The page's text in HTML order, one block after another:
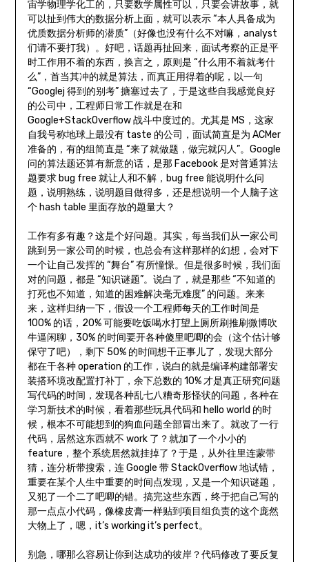
宙学物理学化工的，只要数学属性可以，只要会讲故事，就
可以扯到伟大的数据分析上面，就可以表示 “本人具备成为
优质数据分析师的潜质”（好像也没有什么不对嘛，analyst
们请不要打我）。好吧，话题再扯回来，面试考察的正是平
时工作用不着的东西，换言之，原则是 “什么用不着就考什
么”，首当其冲的就是算法，而真正用得着的呢，以一句
“Googlej 得到的别考” 搪塞过去了，于是这些自我感觉良好
的公司中，工程师日常工作就是在和
Google+StackOverflow 战斗中度过的。尤其是 MS，这家
自我号称地球上最没有 taste 的公司，面试简直是为 ACMer
准备的，有的组简直是 “来了就做题，做完就闪人”。Google
问的算法题还算有新意的话，是那 Facebook 是对普通算法
题要求 bug free 就让人和不解，bug free 能说明什么问
题，说明熟练，说明题目做得多，还是想说明一个人脑子这
个 hash table 里面存放的题量大？
工作有多有趣？这是个好问题。其实，每当我们从一家公司
跳到另一家公司的时候，也总会有这样那样的幻想，会对下
一个让自己发挥的 “舞台” 有所憧憬。但是很多时候，我们面
对的问题，都是 “知识谜题”。说白了，就是那些 “不知道的
打死也不知道，知道的困难解决毫无难度” 的问题。来来
来，这样归纳一下，假设一个工程师每天的工作时间是
100% 的话，20% 可能要吃饭喝水打望上厕所刷推刷微博吹
牛逼闲聊，30% 的时间要开各种傻里吧唧的会（这个估计够
保守了吧），剩下 50% 的时间想干正事儿了，发现大部分
都在干各种 operation 的工作，说白的就是编译构建部署安
装搭环境改配置打补丁，余下总数的 10% 才是真正研究问题
写代码的时间，发现各种乱七八糟奇形怪状的问题，各种在
学习新技术的时候，看着那些玩具代码和 hello world 的时
候，根本不可能想到的狗血问题全部冒出来了。就改了一行
代码，居然这东西就不 work 了？就加了一个小小的
feature，整个系统居然就挂掉了？于是，从外往里连蒙带
猜，连分析带搜索，连 Google 带 StackOverflow 地试错，
重要在某个人生中重要的时间点发现，又是一个知识谜题，
又犯了一个二了吧唧的错。搞完这些东西，终于把自己写的
那一点点小代码，像橡皮膏一样贴到项目组负责的这个庞然
大物上了，嗯，it’s working it’s perfect。
别急，哪那么容易让你到达成功的彼岸？代码修改了要反复